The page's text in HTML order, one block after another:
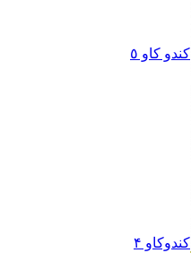
کندو کاو ٥
کندوکاو ۴